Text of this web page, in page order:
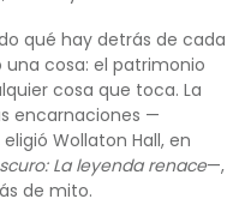
qué hay detrás de cada
cosa: el patrimonio
cosa que toca. La
encarnaciones —
Wollaton Hall, en
La leyenda renace—,
de mito.